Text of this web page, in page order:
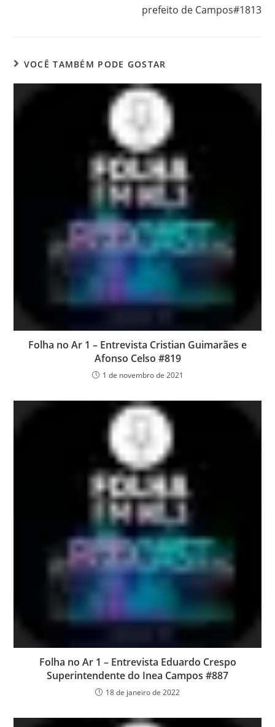
prefeito de Campos#1813
VOCÊ TAMBÉM PODE GOSTAR
Folha no Ar 1 – Entrevista Cristian Guimarães e
Afonso Celso #819
1 de novembro de 2021
Folha no Ar 1 – Entrevista Eduardo Crespo
Superintendente do Inea Campos #887
18 de janeiro de 2022